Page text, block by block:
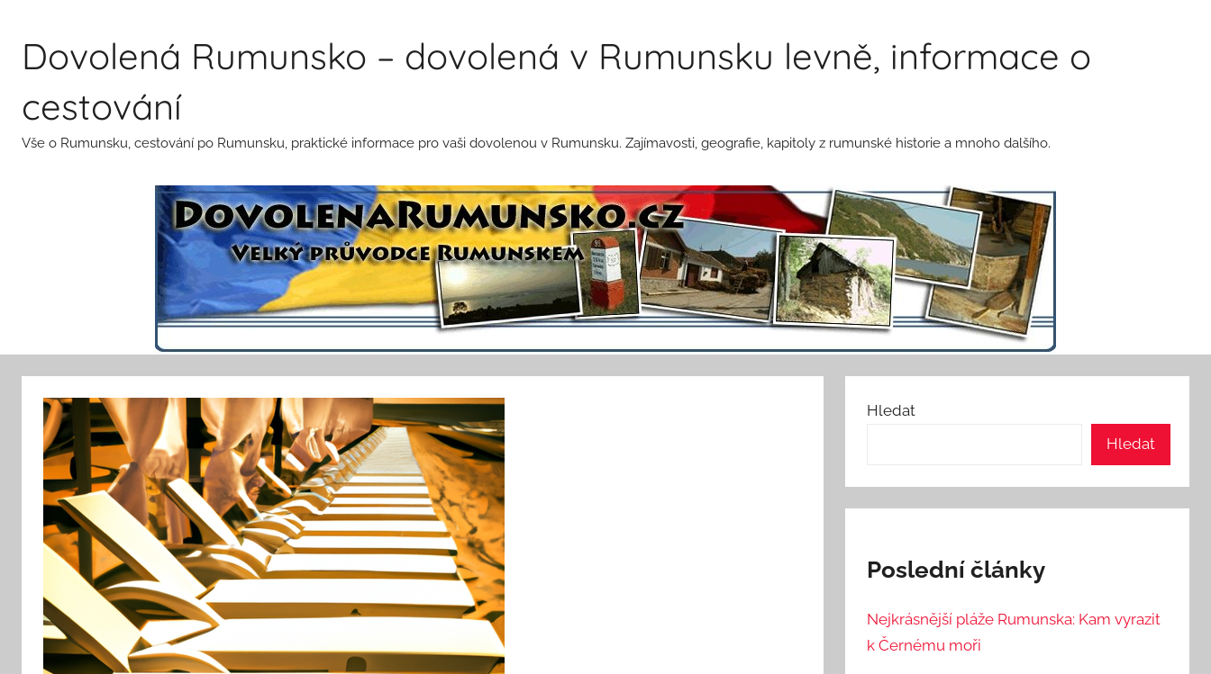
obsahuDovolená Rumunsko – dovolená v Rumunsku levně, informace o
cestování
Vše o Rumunsku, cestování po Rumunsku, praktické informace pro vaši dovolenou v Rumunsku. Zajímavosti, geografie, kapitoly z rumunské historie a mnoho dalšího.
Hledat
Hledat
Poslední články
Nejkrásnější pláže Rumunska: Kam vyrazit
k Černému moři